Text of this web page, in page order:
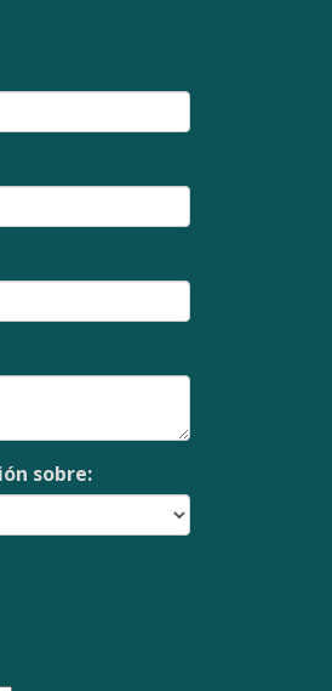
sobre: